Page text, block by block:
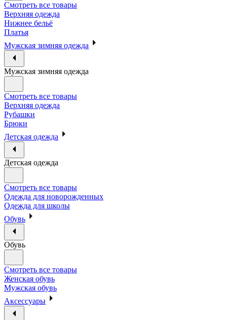
Смотреть все товары
Верхняя одежда
Нижнее бельё
Платья
Мужская зимняя одежда
Мужская зимняя одежда
Смотреть все товары
Верхняя одежда
Рубашки
Брюки
Детская одежда
Детская одежда
Смотреть все товары
Одежда для новорожденных
Одежда для школы
Обувь
Обувь
Смотреть все товары
Женская обувь
Мужская обувь
Аксессуары